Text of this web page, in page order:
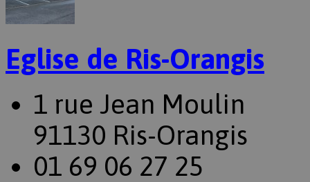
Eglise de Ris-Orangis
1 rue Jean Moulin
91130 Ris-Orangis
01 69 06 27 25